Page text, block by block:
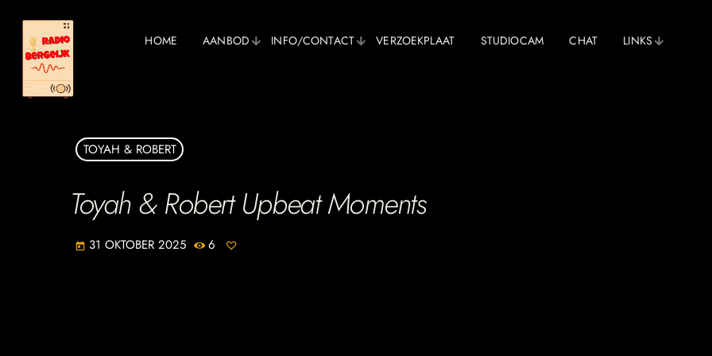
HOME AANBOD INFO/CONTACT VERZOEKPLAAT STUDIOCAM CHAT LINKS
TOYAH & ROBERT
Toyah & Robert Upbeat Moments
today 31 OKTOBER 2025 6